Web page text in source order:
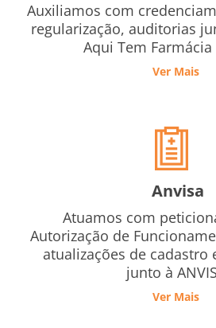
Auxiliamos com
regularização, auditorias
Aqui Tem
Ver Mais
Anvisa
Atuamos com
Autorização de
atualizações de cadastro
junto à
Ver Mais